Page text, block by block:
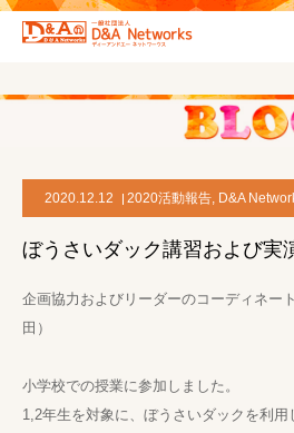
2020.12.12 2020活動報告, D&A
ぼうさいダック講習および実
企画協力およびリーダーのコーディネー
田）
小学校での授業に参加しました。
1,2年生を対象に、ぼうさいダックを利
HOME
プロジェクト概要
ブログ